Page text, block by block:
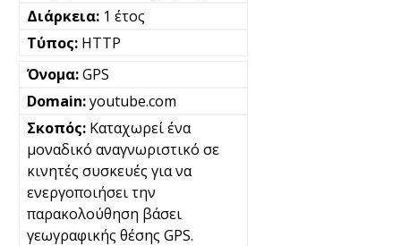
1 έτος
HTTP
GPS
youtube.com
Καταχωρεί ένα
μοναδικό αναγνωριστικό σε
κινητές συσκευές για να
ενεργοποιήσει την
παρακολούθηση βάσει
γεωγραφικής θέσης GPS.